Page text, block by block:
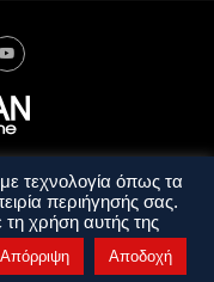
Όροι Χρήσης
τεχνολογία όπως τα
περιήγησής σας.
τη χρήση αυτής της
Απόρριψη Αποδοχή